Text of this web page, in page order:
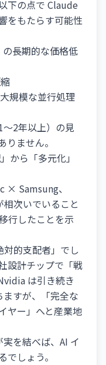
下の点で Claude
をもたらす可能性
長期的な価格低
規模な並行処理
2年以上）の見
ません。
ら「多元化」
× Samsung、
次いでいること
行したことを示
的支配者」でし
設計チップで「戦
は引き続き
すが、「完全な
ヤー」へと産業地
を結べば、AI イ
しょう。